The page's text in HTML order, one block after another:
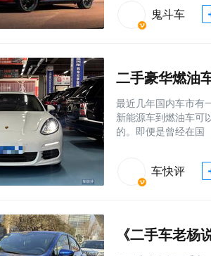
鬼斗车
二手豪华燃油
最近几年国内车市有
新能源车到燃油车可
的。即便是曾经在国
车快评